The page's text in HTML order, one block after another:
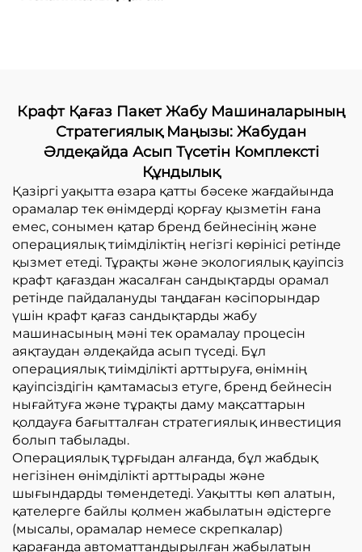
Крафт Қағаз Пакет Жабу Машиналарының
Стратегиялық Маңызы: Жабудан
Әлдеқайда Асып Түсетін Комплексті
Құндылық
Қазіргі уақытта өзара қатты бәсеке жағдайында
орамалар тек өнімдерді қорғау қызметін ғана
емес, сонымен қатар бренд бейнесінің және
операциялық тиімділіктің негізгі көрінісі ретінде
қызмет етеді. Тұрақты және экологиялық қауіпсіз
крафт қағаздан жасалған сандықтарды орамал
ретінде пайдалануды таңдаған кәсіпорындар
үшін крафт қағаз сандықтарды жабу
машинасының мәні тек орамалау процесін
аяқтаудан әлдеқайда асып түседі. Бұл
операциялық тиімділікті арттыруға, өнімнің
қауіпсіздігін қамтамасыз етуге, бренд бейнесін
нығайтуға және тұрақты даму мақсаттарын
қолдауға бағытталған стратегиялық инвестиция
болып табылады.
Операциялық тұрғыдан алғанда, бұл жабдық
негізінен өнімділікті арттырады және
шығындарды төмендетеді. Уақытты көп алатын,
қателерге байлы қолмен жабылатын әдістерге
(мысалы, орамалар немесе скрепкалар)
қарағанда автоматтандырылған жабылатын